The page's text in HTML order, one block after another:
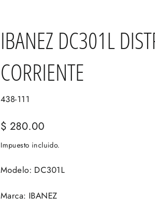
IBANEZ DC301L
CORRIENTE
438-111
Precio
$ 280.00
Impuesto incluido.
Modelo: DC301L
Marca: IBANEZ